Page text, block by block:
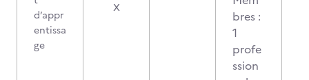
d’appr
entissa
ge
X
bres :
1
profe
ssion